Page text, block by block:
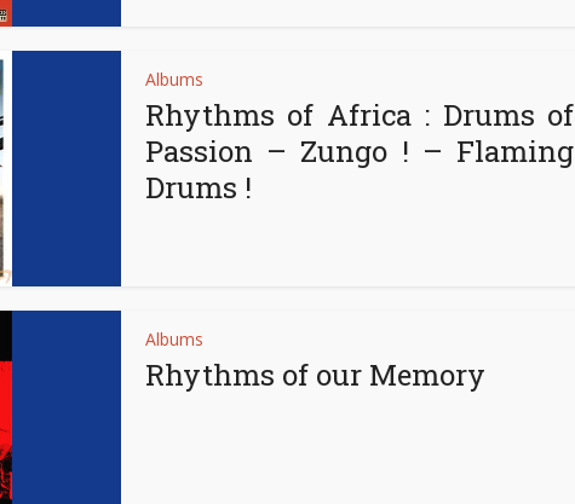
Albums
Rhythms of Africa : Drums of
Passion – Zungo ! – Flaming
Drums !
Albums
Rhythms of our Memory